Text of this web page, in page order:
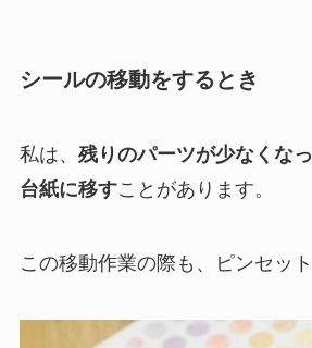
シールの移動をするとき
私は、 残りのパーツが少なくな
台紙に移すことがあります。
この移動作業の際も、ピンセット